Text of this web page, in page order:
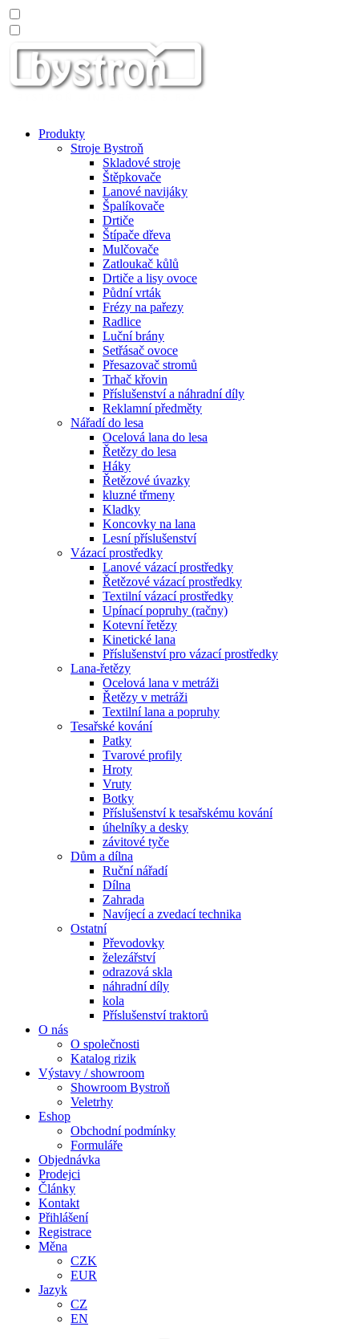
Produkty
Stroje Bystroň
Skladové stroje
Štěpkovače
Lanové navijáky
Špalíkovače
Drtiče
Štípače dřeva
Mulčovače
Zatloukač kůlů
Drtiče a lisy ovoce
Půdní vrták
Frézy na pařezy
Radlice
Luční brány
Setřásač ovoce
Přesazovač stromů
Trhač křovin
Příslušenství a náhradní díly
Reklamní předměty
Nářadí do lesa
Ocelová lana do lesa
Řetězy do lesa
Háky
Řetězové úvazky
kluzné třmeny
Kladky
Koncovky na lana
Lesní příslušenství
Vázací prostředky
Lanové vázací prostředky
Řetězové vázací prostředky
Textilní vázací prostředky
Upínací popruhy (račny)
Kotevní řetězy
Kinetické lana
Příslušenství pro vázací prostředky
Lana-řetězy
Ocelová lana v metráži
Řetězy v metráži
Textilní lana a popruhy
Tesařské kování
Patky
Tvarové profily
Hroty
Vruty
Botky
Příslušenství k tesařskému kování
úhelníky a desky
závitové tyče
Dům a dílna
Ruční nářadí
Dílna
Zahrada
Navíjecí a zvedací technika
Ostatní
Převodovky
železářství
odrazová skla
náhradní díly
kola
Příslušenství traktorů
O nás
O společnosti
Katalog rizik
Výstavy / showroom
Showroom Bystroň
Veletrhy
Eshop
Obchodní podmínky
Formuláře
Objednávka
Prodejci
Články
Kontakt
Přihlášení
Registrace
Měna
CZK
EUR
Jazyk
CZ
EN